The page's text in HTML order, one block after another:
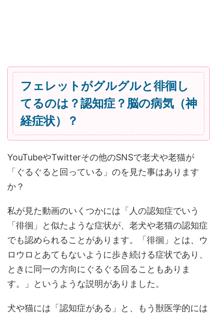
フェレットがグルグルと徘徊し
てるのは？認知症？脳の病気（神
経症状）？
YouTubeやTwitterその他のSNSで老犬や老猫が
「ぐるぐると回っている」のを見た事はあります
か？
私が見た動画のいくつかには「人の認知症でいう
「徘徊」と似たような症状が、老犬や老猫の認知症
でも認められることがあります。「徘徊」とは、ウ
ロウロとあてもないように歩き続ける症状であり、
ときに同一の方向にぐるぐる回ることもありま
す。」というような説明がありました。
犬や猫には「認知症がある」と、もう獣医学的には